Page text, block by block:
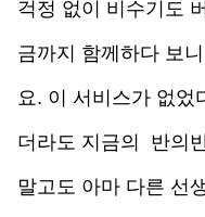
걱정 없이 비수기도
금까지 함께하다 보
요. 이 서비스가 없었
더라도 지금의  반의
말고도 아마 다른 선